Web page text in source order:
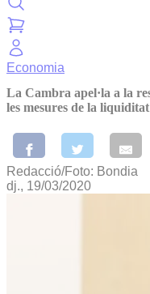
Economia
La Cambra apel·la a la
les mesures de la
Redacció/Foto: Bondia
dj., 19/03/2020